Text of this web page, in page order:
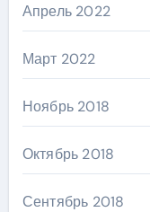
Апрель 2022
Март 2022
Ноябрь 2018
Октябрь 2018
Сентябрь 2018